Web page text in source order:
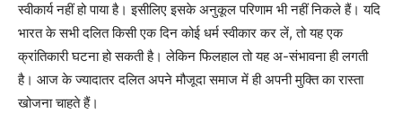
स्वीकार्य नहीं हो पाया है। इसीलिए इसके अनुकूल परिणाम भी नहीं निकले हैं। यदि
भारत के सभी दलित किसी एक दिन कोई धर्म स्वीकार कर लें, तो यह एक
क्रांतिकारी घटना हो सकती है। लेकिन फिलहाल तो यह अ-संभावना ही लगती
है। आज के ज्यादातर दलित अपने मौजूदा समाज में ही अपनी मुक्ति का रास्ता
खोजना चाहते हैं।